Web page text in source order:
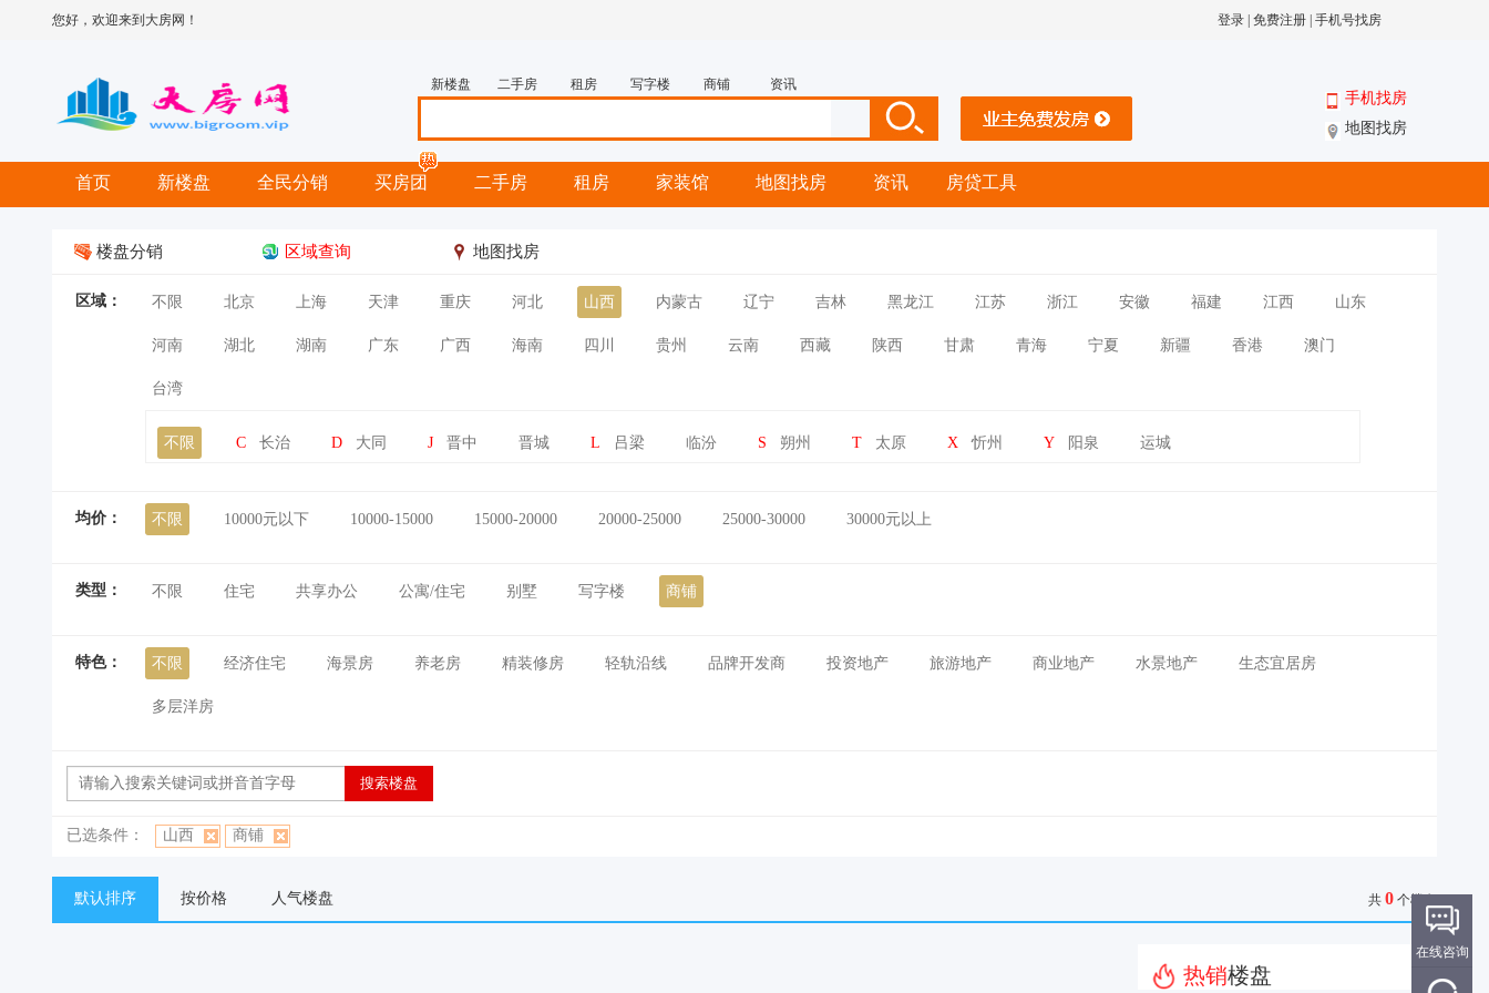
您好，欢迎来到大房网！ 登录 免费注册 手机号找房
新楼盘 二手房 租房 写字楼 商铺 资讯
手机找房
地图找房
首页 新楼盘 全民分销 买房团 二手房 租房 家装馆 地图找房 资讯 房贷工具
楼盘分销 区域查询 地图找房
区域： 不限 北京 上海 天津 重庆 河北 山西 内蒙古 辽宁 吉林 黑龙江 江苏 浙江 安徽 福建 江西 山东
河南 湖北 湖南 广东 广西 海南 四川 贵州 云南 西藏 陕西 甘肃 青海 宁夏 新疆 香港 澳门
台湾
不限 C 长治 D 大同 J 晋中 晋城 L 吕梁 临汾 S 朔州 T 太原 X 忻州 Y 阳泉 运城
均价： 不限 10000元以下 10000-15000 15000-20000 20000-25000 25000-30000 30000元以上
类型： 不限 住宅 共享办公 公寓/住宅 别墅 写字楼 商铺
特色： 不限 经济住宅 海景房 养老房 精装修房 轻轨沿线 品牌开发商 投资地产 旅游地产 商业地产 水景地产 生态宜居房
多层洋房
已选条件： 山西 商铺
默认排序 按价格 人气楼盘 共 0 个楼盘
热销楼盘
在线咨询